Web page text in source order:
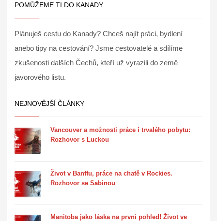
POMŮŽEME TI DO KANADY
Plánuješ cestu do Kanady? Chceš najít práci, bydlení
anebo tipy na cestování? Jsme cestovatelé a sdílíme
zkušenosti dalších Čechů, kteří už vyrazili do země
javorového listu.
NEJNOVĚJŠÍ ČLÁNKY
Vancouver a možnosti práce i trvalého pobytu:
Rozhovor s Luckou
Život v Banffu, práce na chatě v Rockies.
Rozhovor se Sabinou
Manitoba jako láska na první pohled! Život ve